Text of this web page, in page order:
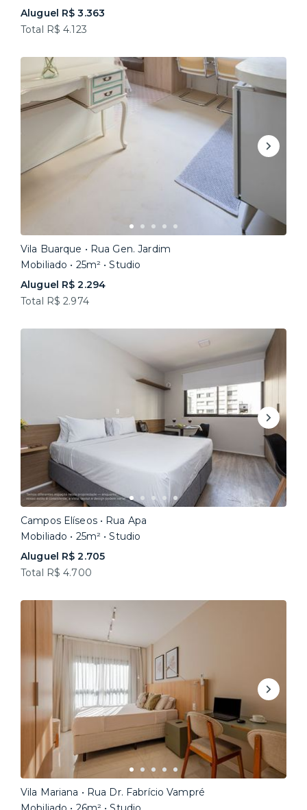
Aluguel R$ 3.363
Total R$ 4.123
Vila Buarque • Rua Gen. Jardim
Mobiliado • 25m² • Studio
Aluguel R$ 2.294
Total R$ 2.974
Campos Elíseos • Rua Apa
Mobiliado • 25m² • Studio
Aluguel R$ 2.705
Total R$ 4.700
Vila Mariana • Rua Dr. Fabrício Vampré